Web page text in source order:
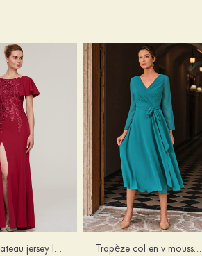
Fourreau bateau jersey longueur ras du sol robe de mère de la mariée avec appliqué fendue Trapèze col en v mousseline longueur mollet robe de mère de la mariée avec plissé ceintures